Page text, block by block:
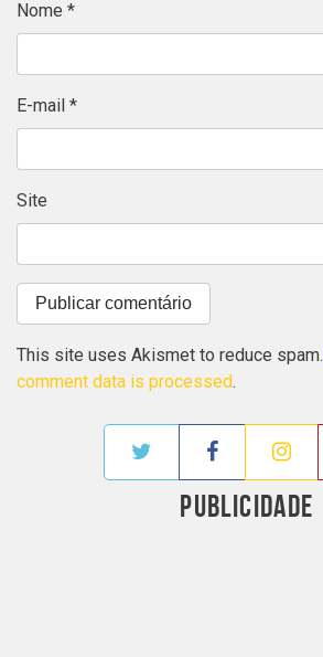
Nome *
E-mail *
Site
This site uses Akismet to reduce spam.
comment data is processed.
PUBLICIDADE